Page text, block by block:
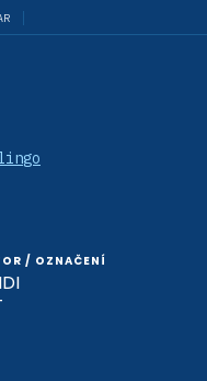
/ OZNAČENÍ